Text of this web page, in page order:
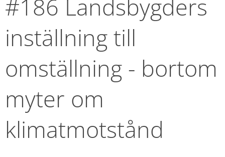
#186 Landsbygders
inställning till
omställning - bortom
myter om
klimatmotstånd